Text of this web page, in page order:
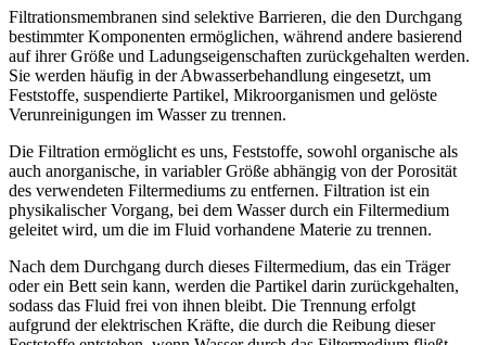
Filtrationsmembranen sind selektive Barrieren, die den Durchgang
bestimmter Komponenten ermöglichen, während andere basierend
auf ihrer Größe und Ladungseigenschaften zurückgehalten werden.
Sie werden häufig in der Abwasserbehandlung eingesetzt, um
Feststoffe, suspendierte Partikel, Mikroorganismen und gelöste
Verunreinigungen im Wasser zu trennen.
Die Filtration ermöglicht es uns, Feststoffe, sowohl organische als
auch anorganische, in variabler Größe abhängig von der Porosität
des verwendeten Filtermediums zu entfernen. Filtration ist ein
physikalischer Vorgang, bei dem Wasser durch ein Filtermedium
geleitet wird, um die im Fluid vorhandene Materie zu trennen.
Nach dem Durchgang durch dieses Filtermedium, das ein Träger
oder ein Bett sein kann, werden die Partikel darin zurückgehalten,
sodass das Fluid frei von ihnen bleibt. Die Trennung erfolgt
aufgrund der elektrischen Kräfte, die durch die Reibung dieser